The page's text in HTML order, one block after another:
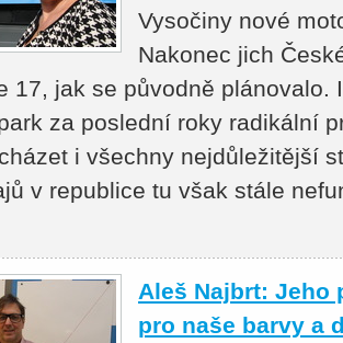
Vysočiny nové
Nakonec jich
17, jak se původně plánovalo.
za poslední roky radikální
i všechny nejdůležitější
v republice tu však stále
Aleš Najbrt: Jeho
pro naše barvy a